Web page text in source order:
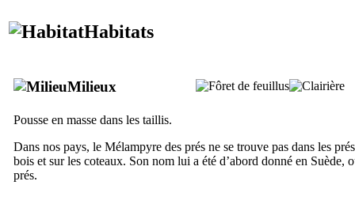
Habitats
Milieux
Pousse en masse dans les taillis.
Dans nos pays, le Mélampyre des prés ne se trouve pas dans les
bois et sur les coteaux. Son nom lui a été d’abord donné en Suède,
prés.